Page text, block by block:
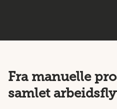
Fra manuelle
samlet